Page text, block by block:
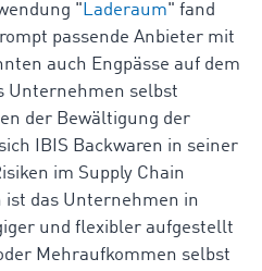
" Laderaum" fand
passende Anbieter mit
auch Engpässe auf dem
Unternehmen selbst
der Bewältigung der
IBIS Backwaren in seiner
im Supply Chain
ist das Unternehmen in
und flexibler aufgestellt
Mehraufkommen selbst